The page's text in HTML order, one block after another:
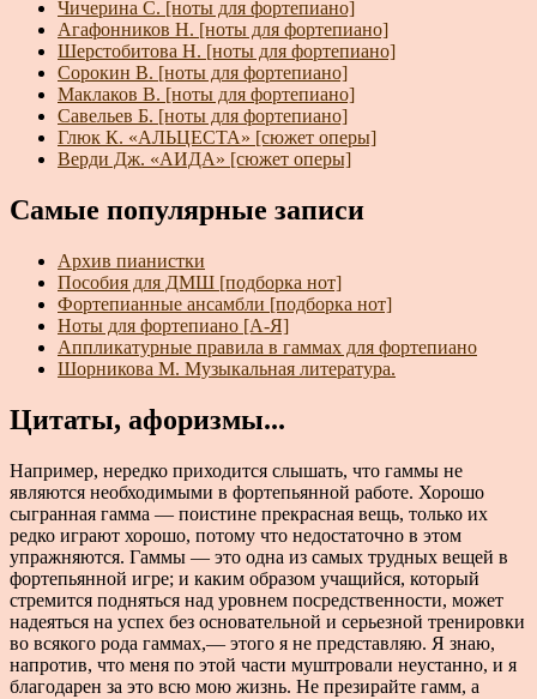
Чичерина С. [ноты для фортепиано]
Агафонников Н. [ноты для фортепиано]
Шерстобитова Н. [ноты для фортепиано]
Сорокин В. [ноты для фортепиано]
Маклаков В. [ноты для фортепиано]
Савельев Б. [ноты для фортепиано]
Глюк К. «АЛЬЦЕСТА» [сюжет оперы]
Верди Дж. «АИДА» [сюжет оперы]
Самые популярные записи
Архив пианистки
Пособия для ДМШ [подборка нот]
Фортепианные ансамбли [подборка нот]
Ноты для фортепиано [А-Я]
Аппликатурные правила в гаммах для фортепиано
Шорникова М. Музыкальная литература.
Цитаты, афоризмы...
Например, нередко приходится слышать, что гаммы не
являются необходимыми в фортепьянной работе. Хорошо
сыгранная гамма — поистине прекрасная вещь, только их
редко играют хорошо, потому что недостаточно в этом
упражняются. Гаммы — это одна из самых трудных вещей в
фортепьянной игре; и каким образом учащийся, который
стремится подняться над уровнем посредственности, может
надеяться на успех без основательной и серьезной тренировки
во всякого рода гаммах,— этого я не представляю. Я знаю,
напротив, что меня по этой части муштровали неустанно, и я
благодарен за это всю мою жизнь. Не презирайте гамм, а